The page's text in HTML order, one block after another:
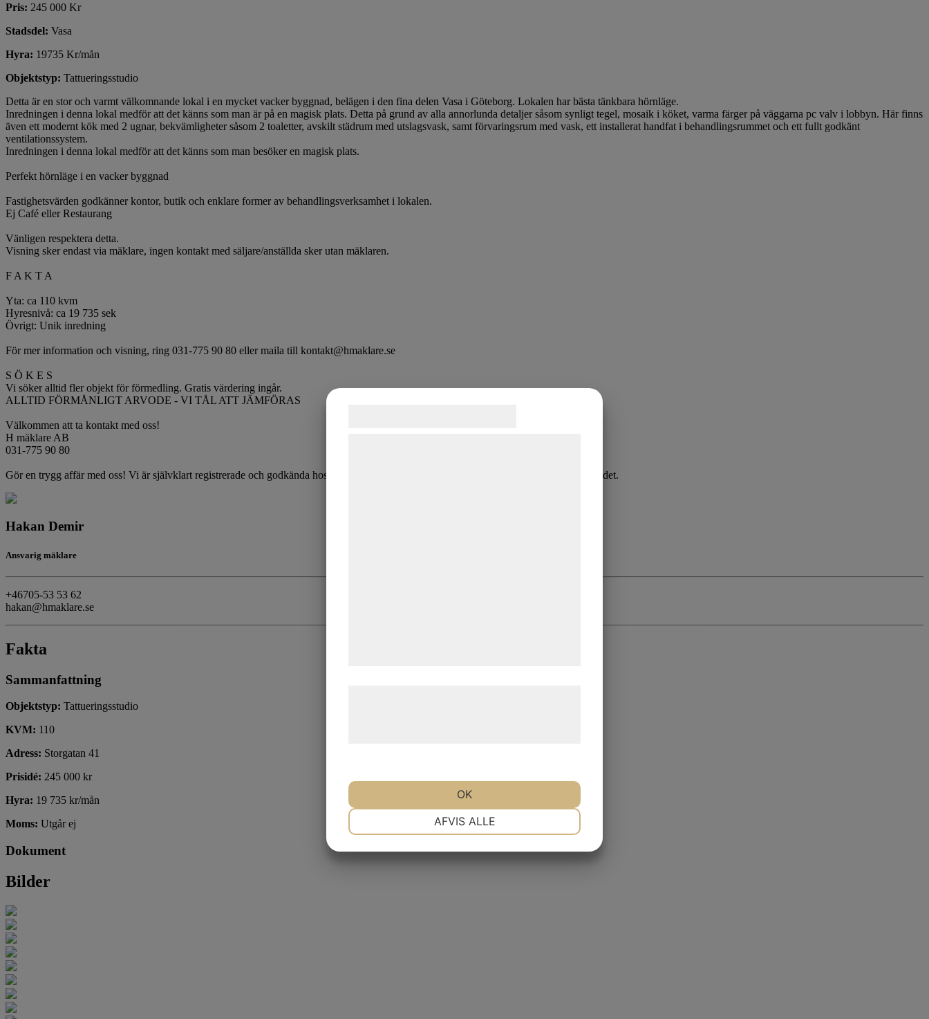
Pris: 245 000 Kr
Stadsdel: Vasa
Hyra: 19735 Kr/mån
Objektstyp: Tattueringsstudio
Detta är en stor och varmt välkomnande lokal i en mycket vacker byggnad, belägen i den fina delen Vasa i Göteborg. Lokalen har bästa tänkbara hörnläge.
Inredningen i denna lokal medför att det känns som man är på en magisk plats. Detta på grund av alla annorlunda detaljer såsom synligt tegel, mosaik i köket, varma färger på väggarna pc valv i lobbyn. Här finns
även ett modernt kök med 2 ugnar, bekvämligheter såsom 2 toaletter, avskilt städrum med utslagsvask, samt förvaringsrum med vask, ett installerat handfat i behandlingsrummet och ett fullt godkänt
ventilationssystem.
Inredningen i denna lokal medför att det känns som man besöker en magisk plats.
Perfekt hörnläge i en vacker byggnad
Fastighetsvärden godkänner kontor, butik och enklare former av behandlingsverksamhet i lokalen.
Ej Café eller Restaurang
Vänligen respektera detta.
Visning sker endast via mäklare, ingen kontakt med säljare/anställda sker utan mäklaren.
F A K T A
Yta: ca 110 kvm
Hyresnivå: ca 19 735 sek
Övrigt: Unik inredning
För mer information och visning, ring 031-775 90 80 eller maila till kontakt@hmaklare.se
S Ö K E S
Vi söker alltid fler objekt för förmedling. Gratis värdering ingår.
ALLTID FÖRMÅNLIGT ARVODE - VI TÅL ATT JÄMFÖRAS
Välkommen att ta kontakt med oss!
H mäklare AB
031-775 90 80
Gör en trygg affär med oss! Vi är självklart registrerade och godkända hos Fastighetsmäklarinspektionen och medlemmar i Mäklarsamfundet.
Hakan Demir
Ansvarig mäklare
+46705-53 53 62
hakan@hmaklare.se
Fakta
Sammanfattning
Objektstyp: Tattueringsstudio
KVM: 110
Adress: Storgatan 41
Prisidé: 245 000 kr
Hyra: 19 735 kr/mån
Moms: Utgår ej
Dokument
Bilder
AFVIS ALLE
OK